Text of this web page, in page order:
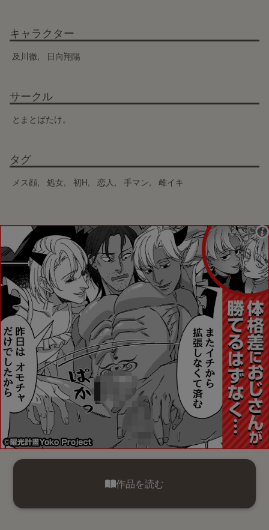
キャラクター
及川徹 日向翔陽
サークル
とまとばたけ。
タグ
メス顔 処女 初H 恋人 手マン 雌イキ
作品を読む